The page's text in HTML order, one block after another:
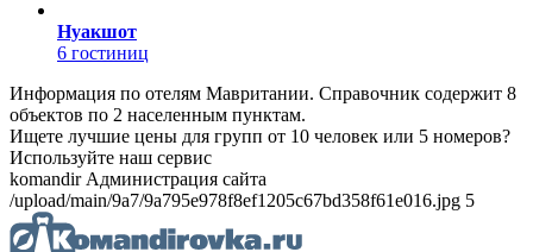
Нуакшот
6 гостиниц
Информация по отелям Мавритании. Справочник содержит 8
объектов по 2 населенным пунктам.
Ищете лучшие цены для групп от 10 человек или 5 номеров?
Используйте наш сервис
komandir Администрация сайта
/upload/main/9a7/9a795e978f8ef1205c67bd358f61e016.jpg 5